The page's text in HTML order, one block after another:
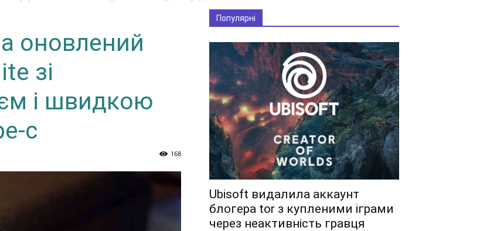
оновлений
зі
і швидкою
c
168
Популярні
Ubisoft видалила аккаунт
блогера tor з купленими іграми
через неактивність гравця